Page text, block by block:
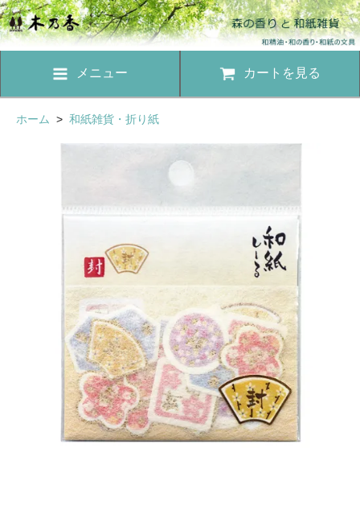
メニュー カートを見る
ホーム > 和紙雑貨・折り紙